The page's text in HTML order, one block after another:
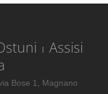
Assisi
Bose 1, Magnano